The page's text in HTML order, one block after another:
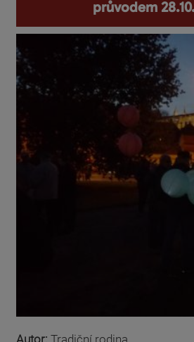
průvodem
Autor: Tradiční rodina